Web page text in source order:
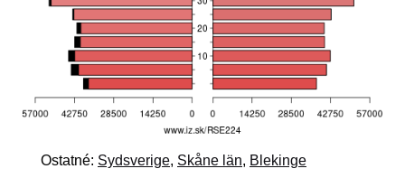
Ostatné: Sydsverige, Skåne län, Blekinge